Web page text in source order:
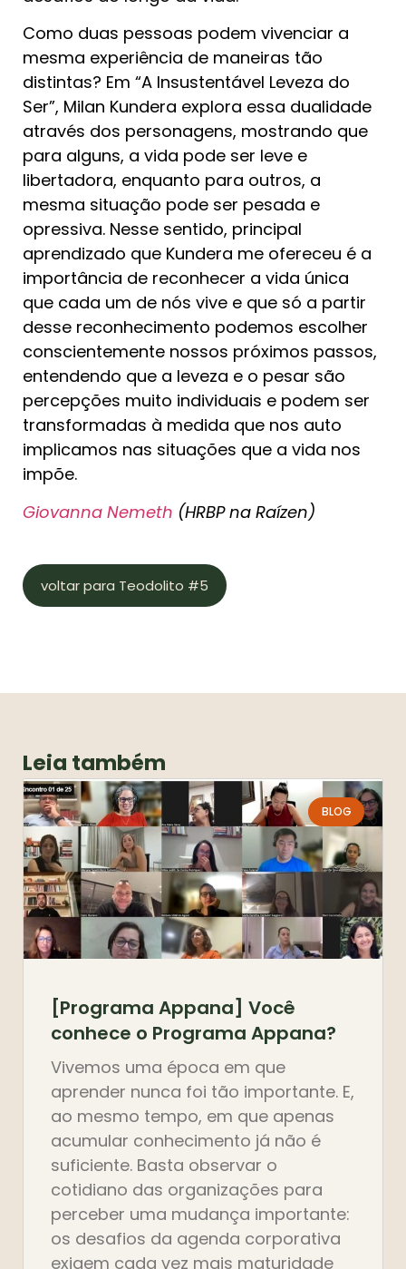
Como duas pessoas podem vivenciar a
mesma experiência de maneiras tão
distintas? Em “A Insustentável Leveza do
Ser”, Milan Kundera explora essa dualidade
através dos personagens, mostrando que
para alguns, a vida pode ser leve e
libertadora, enquanto para outros, a
mesma situação pode ser pesada e
opressiva. Nesse sentido, principal
aprendizado que Kundera me ofereceu é a
importância de reconhecer a vida única
que cada um de nós vive e que só a partir
desse reconhecimento podemos escolher
conscientemente nossos próximos passos,
entendendo que a leveza e o pesar são
percepções muito individuais e podem ser
transformadas à medida que nos auto
implicamos nas situações que a vida nos
impõe.
Giovanna Nemeth (HRBP na Raízen)
voltar para Teodolito #5
Leia também
BLOG
[Programa Appana] Você
conhece o Programa Appana?
Vivemos uma época em que
aprender nunca foi tão importante. E,
ao mesmo tempo, em que apenas
acumular conhecimento já não é
suficiente. Basta observar o
cotidiano das organizações para
perceber uma mudança importante:
os desafios da agenda corporativa
exigem cada vez mais maturidade